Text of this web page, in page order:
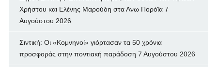
Χρήστου και Ελένης Μαρούδη στα Ανω Πορόϊα 7
Αυγούστου 2026
Σιντική: Οι «Κομνηνοί» γιόρτασαν τα 50 χρόνια
προσφοράς στην ποντιακή παράδοση 7 Αυγούστου 2026